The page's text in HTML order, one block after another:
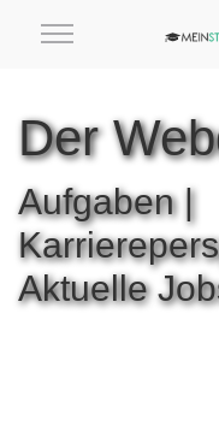
Der
Aufgaben |
Aktuelle